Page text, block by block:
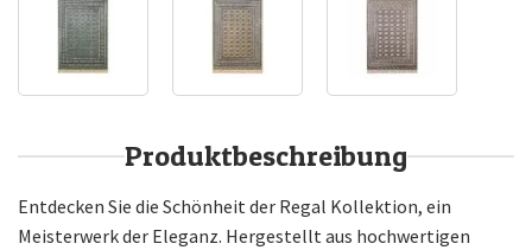
Produktbeschreibung
Entdecken Sie die Schönheit der Regal Kollektion, ein
Meisterwerk der Eleganz. Hergestellt aus hochwertigen